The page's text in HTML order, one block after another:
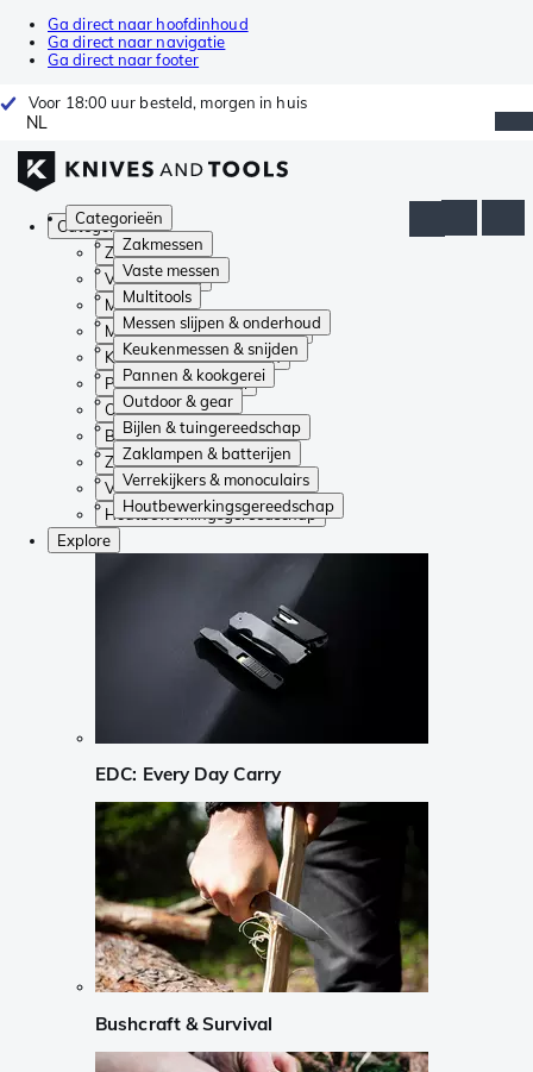
Ga direct naar hoofdinhoud
Ga direct naar navigatie
Ga direct naar footer
Voor 18:00 uur besteld, morgen in huis
NL
Categorieën
Zakmessen
Vaste messen
Multitools
Messen slijpen & onderhoud
Keukenmessen & snijden
Pannen & kookgerei
Outdoor & gear
Bijlen & tuingereedschap
Zaklampen & batterijen
Verrekijkers & monoculairs
Houtbewerkingsgereedschap
Categorieën
Zakmessen
Vaste messen
Multitools
Messen slijpen & onderhoud
Keukenmessen & snijden
Pannen & kookgerei
Outdoor & gear
Bijlen & tuingereedschap
Zaklampen & batterijen
Verrekijkers & monoculairs
Houtbewerkingsgereedschap
Explore
EDC: Every Day Carry
Bushcraft & Survival